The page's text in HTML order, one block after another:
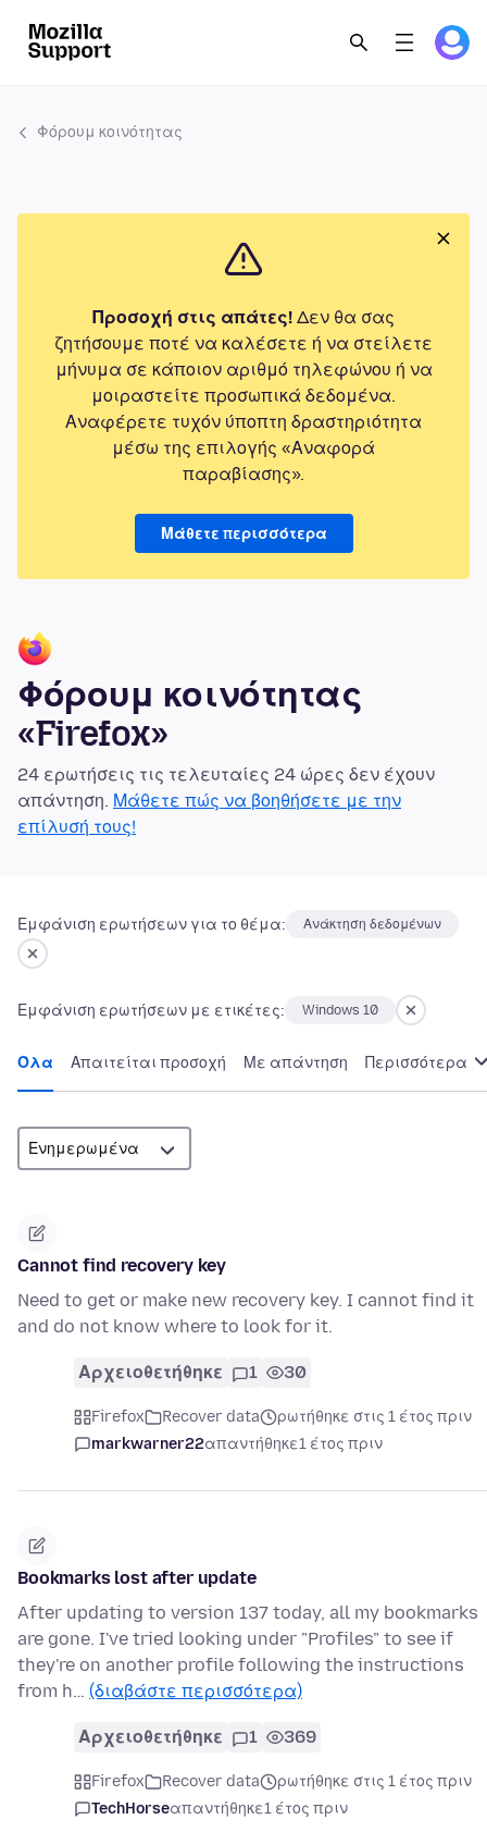
Φόρουμ κοινότητας
Προσοχή στις απάτες! Δεν θα σας
ζητήσουμε ποτέ να καλέσετε ή να στείλετε
μήνυμα σε κάποιον αριθμό τηλεφώνου ή να
μοιραστείτε προσωπικά δεδομένα.
Αναφέρετε τυχόν ύποπτη δραστηριότητα
μέσω της επιλογής «Αναφορά
παραβίασης».
Μάθετε περισσότερα
Φόρουμ κοινότητας
«Firefox»
24 ερωτήσεις τις τελευταίες 24 ώρες δεν έχουν
απάντηση. Μάθετε πώς να βοηθήσετε με την
επίλυσή τους!
Εμφάνιση ερωτήσεων για το θέμα: Ανάκτηση δεδομένων
Εμφάνιση ερωτήσεων με ετικέτες: Windows 10
Όλα Απαιτείται προσοχή Με απάντηση Περισσότερα
Cannot find recovery key
Need to get or make new recovery key. I cannot find it
and do not know where to look for it.
Αρχειοθετήθηκε 1 30
Firefox Recover data
ρωτήθηκε στις 1 έτος πριν
markwarner22απαντήθηκε1 έτος πριν
Bookmarks lost after update
After updating to version 137 today, all my bookmarks
are gone. I've tried looking under "Profiles" to see if
they're on another profile following the instructions
from h… (διαβάστε περισσότερα)
Αρχειοθετήθηκε 1 369
Firefox Recover data
ρωτήθηκε στις 1 έτος πριν
TechHorseαπαντήθηκε1 έτος πριν